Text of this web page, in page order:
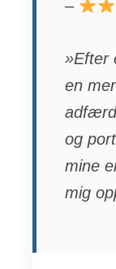
–
»Efter
en
og
mine
mig